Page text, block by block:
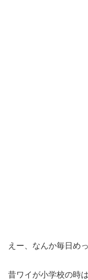
えー、なんか毎日め
昔ワイが小学校の時